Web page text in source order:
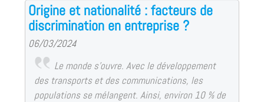
Origine et nationalité : facteurs de
discrimination en entreprise ?
06/03/2024
Le monde s’ouvre. Avec le développement
des transports et des communications, les
populations se mélangent. Ainsi, environ 10 % de